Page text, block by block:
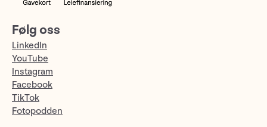
Følg oss
LinkedIn
YouTube
Instagram
Facebook
TikTok
Fotopodden